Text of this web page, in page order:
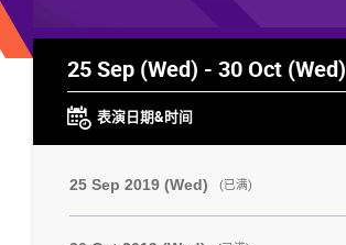
25 Sep (Wed) - 30 Oct (Wed)
表演日期&时间
25 Sep 2019 (Wed) (已满)